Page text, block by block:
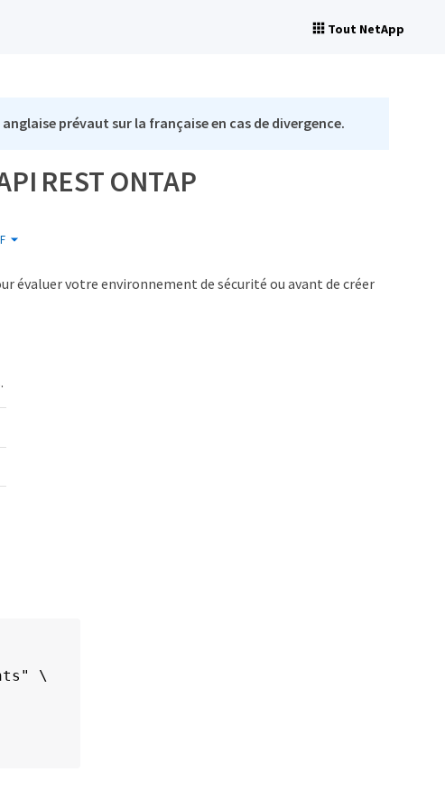
Tout NetApp
prévaut sur la française en cas de divergence.
REST ONTAP
évaluer votre environnement de sécurité ou avant de créer
\